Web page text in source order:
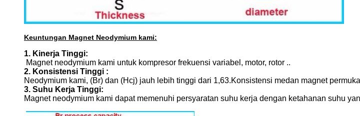
Keuntungan Magnet Neodymium kami:
1. Kinerja Tinggi:
Magnet neodymium kami untuk kompresor frekuensi variabel, motor, rotor ..
2. Konsistensi Tinggi :
Neodymium kami, (Br) dan (Hcj) jauh lebih tinggi dari 1,63.Konsistensi medan magnet
3. Suhu Kerja Tinggi:
Magnet neodymium kami dapat memenuhi persyaratan suhu kerja dengan ketahanan suhu